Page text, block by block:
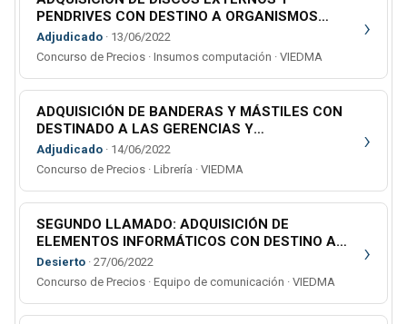
PENDRIVES CON DESTINO A ORGANISMOS
VARIOS DEL MINISTERIO PÚBLICO
Adjudicado · 13/06/2022
Concurso de Precios · Insumos computación · VIEDMA
›
ADQUISICIÓN DE BANDERAS Y MÁSTILES CON
DESTINADO A LAS GERENCIAS Y
SUBGERENCIAS ADMINISTRATIVAS DE LAS
CUATRO CIRCUNSCRIPCIONES JUDICIALES
Adjudicado · 14/06/2022
Concurso de Precios · Librería · VIEDMA
›
SEGUNDO LLAMADO: ADQUISICIÓN DE
ELEMENTOS INFORMÁTICOS CON DESTINO A
LA OFICINA DE DERECHOS HUMANOS Y
GENERO
Desierto · 27/06/2022
Concurso de Precios · Equipo de comunicación · VIEDMA
›